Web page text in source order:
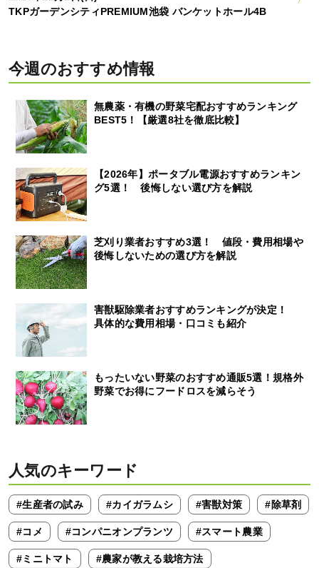
TKPガーデンシティPREMIUM池袋 バンケットホール4B
今週のおすすめ情報
無農薬・有機の野菜宅配おすすめランキング
BEST5！【厳選8社を徹底比較】
【2026年】ポータブル電源おすすめランキン
グ5選！ 後悔しない選び方を解説
芝刈り業者おすすめ3選！ 値段・費用相場や
後悔しないための選び方を解説
害獣駆除業者おすすめランキングが決定！
具体的な費用相場・口コミも紹介
もったいない野菜のおすすめ通販5選！規格外
野菜でお得にフードロスを減らそう
人気のキーワード
#生産者の試み #カイガラムシ #害獣対策 #除草剤
#コメ #コンパニオンプランツ #スマート農業
#ミニトマト #農家が教える栽培方法